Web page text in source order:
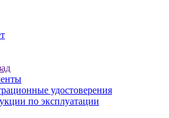
удостоверения
по эксплуатации